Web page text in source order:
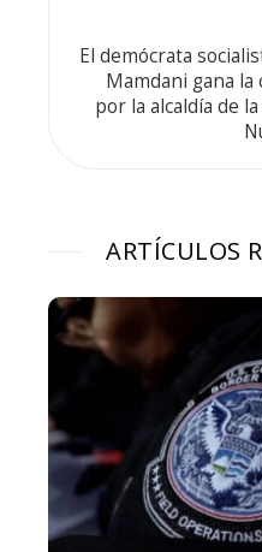
El demócrata
Mamdani gana la
por la alcaldía de
ARTÍCULOS